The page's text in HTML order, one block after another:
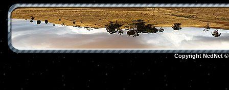
Copyright NedNet